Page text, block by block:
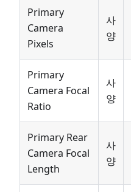
Primary
Camera
Pixels
사
양
Primary
Camera Focal
Ratio
사
양
Primary Rear
Camera Focal
Length
사
양